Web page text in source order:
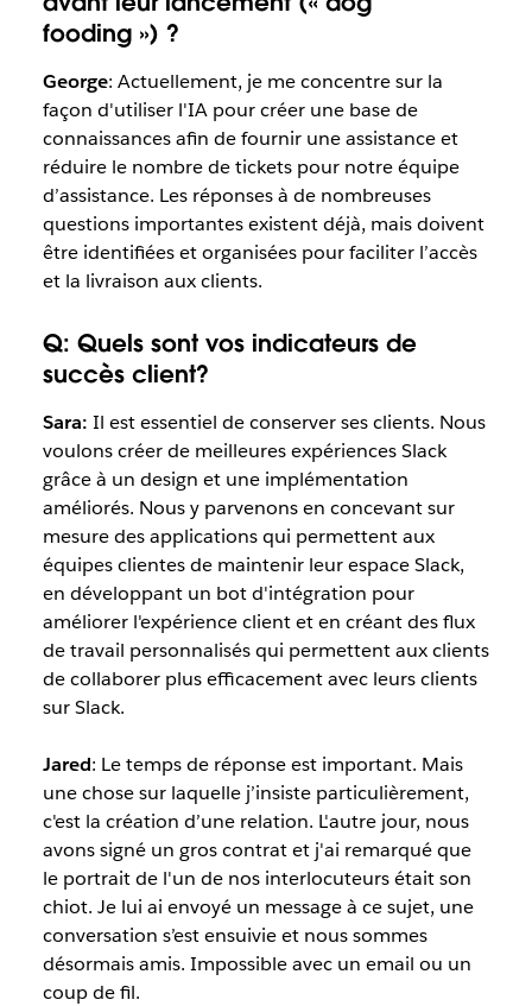
fooding ») ?
George: Actuellement, je me concentre sur la
façon d'utiliser l'IA pour créer une base de
connaissances afin de fournir une assistance et
réduire le nombre de tickets pour notre équipe
d’assistance. Les réponses à de nombreuses
questions importantes existent déjà, mais doivent
être identifiées et organisées pour faciliter l’accès
et la livraison aux clients.
Q: Quels sont vos indicateurs de
succès client?
Sara: Il est essentiel de conserver ses clients. Nous
voulons créer de meilleures expériences Slack
grâce à un design et une implémentation
améliorés. Nous y parvenons en concevant sur
mesure des applications qui permettent aux
équipes clientes de maintenir leur espace Slack,
en développant un bot d'intégration pour
améliorer l'expérience client et en créant des flux
de travail personnalisés qui permettent aux clients
de collaborer plus efficacement avec leurs clients
sur Slack.
Jared: Le temps de réponse est important. Mais
une chose sur laquelle j’insiste particulièrement,
c'est la création d’une relation. L'autre jour, nous
avons signé un gros contrat et j'ai remarqué que
le portrait de l'un de nos interlocuteurs était son
chiot. Je lui ai envoyé un message à ce sujet, une
conversation s’est ensuivie et nous sommes
désormais amis. Impossible avec un email ou un
coup de fil.